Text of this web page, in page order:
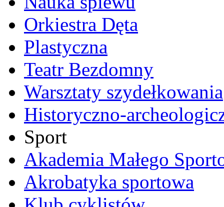
Orkiestra Dęta
Plastyczna
Teatr Bezdomny
Warsztaty szydełkowania
Historyczno-
Sport
Akademia Małego
Akrobatyka sportowa